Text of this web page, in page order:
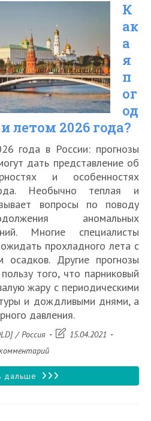
программе
лояльности
для
получения
кэшбэка
за
путешествия
России
К
ак
а
я
п
ог
од
летом 2026 года?
года в России: прогнозы
дать представление об
и особенностях
Необычно теплая и
вопросы по поводу
аномальных
Многие специалисты
прохладного лета с
осадков. Другие прогнозы
того, что парниковый
жару с периодическими
и дождливыми днями, а
давления.
/ Россия
Запись15.04.2021
дальше Какая